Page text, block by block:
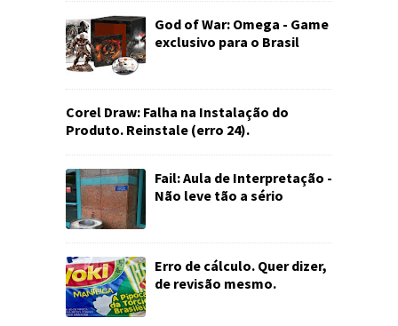
God of War: Omega - Game
exclusivo para o Brasil
Corel Draw: Falha na Instalação do
Produto. Reinstale (erro 24).
Fail: Aula de Interpretação -
Não leve tão a sério
Erro de cálculo. Quer dizer,
de revisão mesmo.